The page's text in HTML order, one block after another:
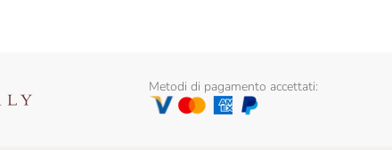
Metodi di pagamento accettati: